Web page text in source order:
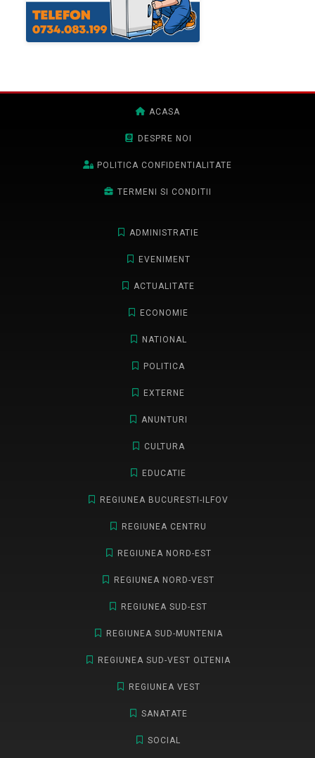
ACASA
DESPRE NOI
POLITICA CONFIDENTIALITATE
TERMENI SI CONDITII
ADMINISTRATIE
EVENIMENT
ACTUALITATE
ECONOMIE
NATIONAL
POLITICA
EXTERNE
ANUNTURI
CULTURA
EDUCATIE
REGIUNEA BUCURESTI-ILFOV
REGIUNEA CENTRU
REGIUNEA NORD-EST
REGIUNEA NORD-VEST
REGIUNEA SUD-EST
REGIUNEA SUD-MUNTENIA
REGIUNEA SUD-VEST OLTENIA
REGIUNEA VEST
SANATATE
SOCIAL